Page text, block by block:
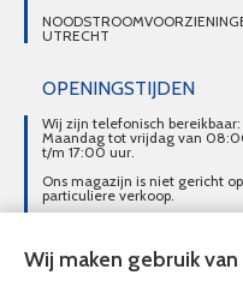
UTRECHT
OPENINGSTIJDEN
Wij zijn telefonisch bereikbaar:
Maandag tot vrijdag van
t/m 17:00 uur.
Ons magazijn is niet gericht op
particuliere verkoop.
contact.
Wij maken gebruik